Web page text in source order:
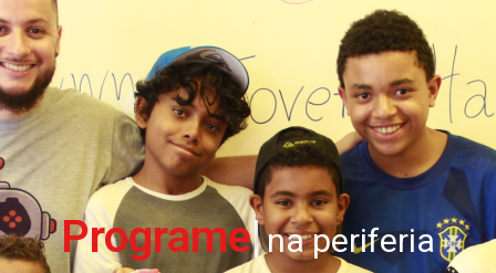
Programe na periferia